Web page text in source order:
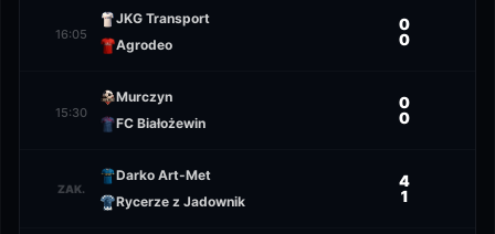
16:05
JKG Transport
Agrodeo
0
0
15:30
Murczyn
FC Białożewin
0
0
ZAK.
Darko Art-Met
Rycerze z Jadownik
4
1